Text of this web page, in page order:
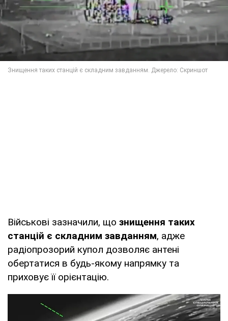
Військові зазначили, що знищення таких
станцій є складним завданням, адже
радіопрозорий купол дозволяє антені
обертатися в будь-якому напрямку та
приховує її орієнтацію.